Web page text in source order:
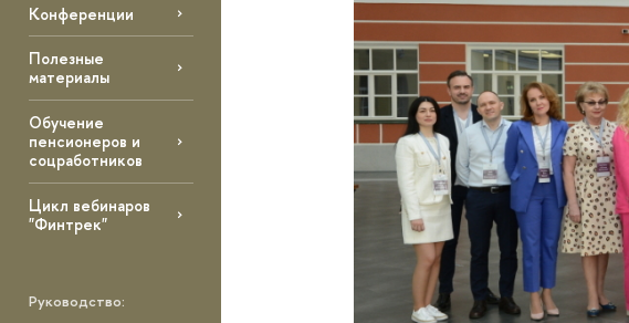
Конференции
Полезные
материалы
Обучение
пенсионеров и
соцработников
Цикл вебинаров
"Финтрек"
Руководство: